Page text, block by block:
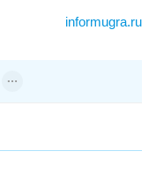
informugra.ru